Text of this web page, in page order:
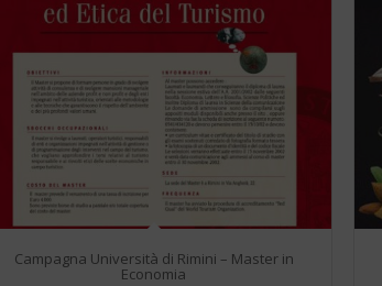
Campagna Università di Rimini – Master in
Economia